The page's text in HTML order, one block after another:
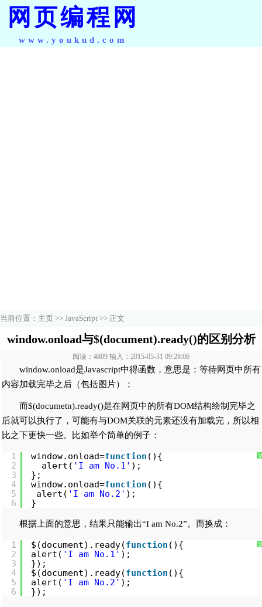
网页编程网
www.youkud.com
当前位置： 主页 >> JavaScript >> 正文
window.onload与$(document).ready()的区别分析
阅读：4809 输入：2015-05-31 09:28:06
window.onload是Javascript中得函数，意思是：等待网页中所有
内容加载完毕之后（包括图片）；
而$(documetn).ready()是在网页中的所有DOM结构绘制完毕之
后就可以执行了，可能有与DOM关联的元素还没有加载完，所以相
比之下更快一些。比如举个简单的例子：
?
1
2
3
4
5
6
window.onload=function (){
alert( 'I am No.1' );
};
window.onload=function (){
alert( 'I am No.2' );
}
根据上面的意思，结果只能输出“I am No.2”。而换成：
?
1
2
3
4
5
6
$(document).ready(function (){
alert( 'I am No.1' );
});
$(document).ready(function (){
alert( 'I am No.2' );
});